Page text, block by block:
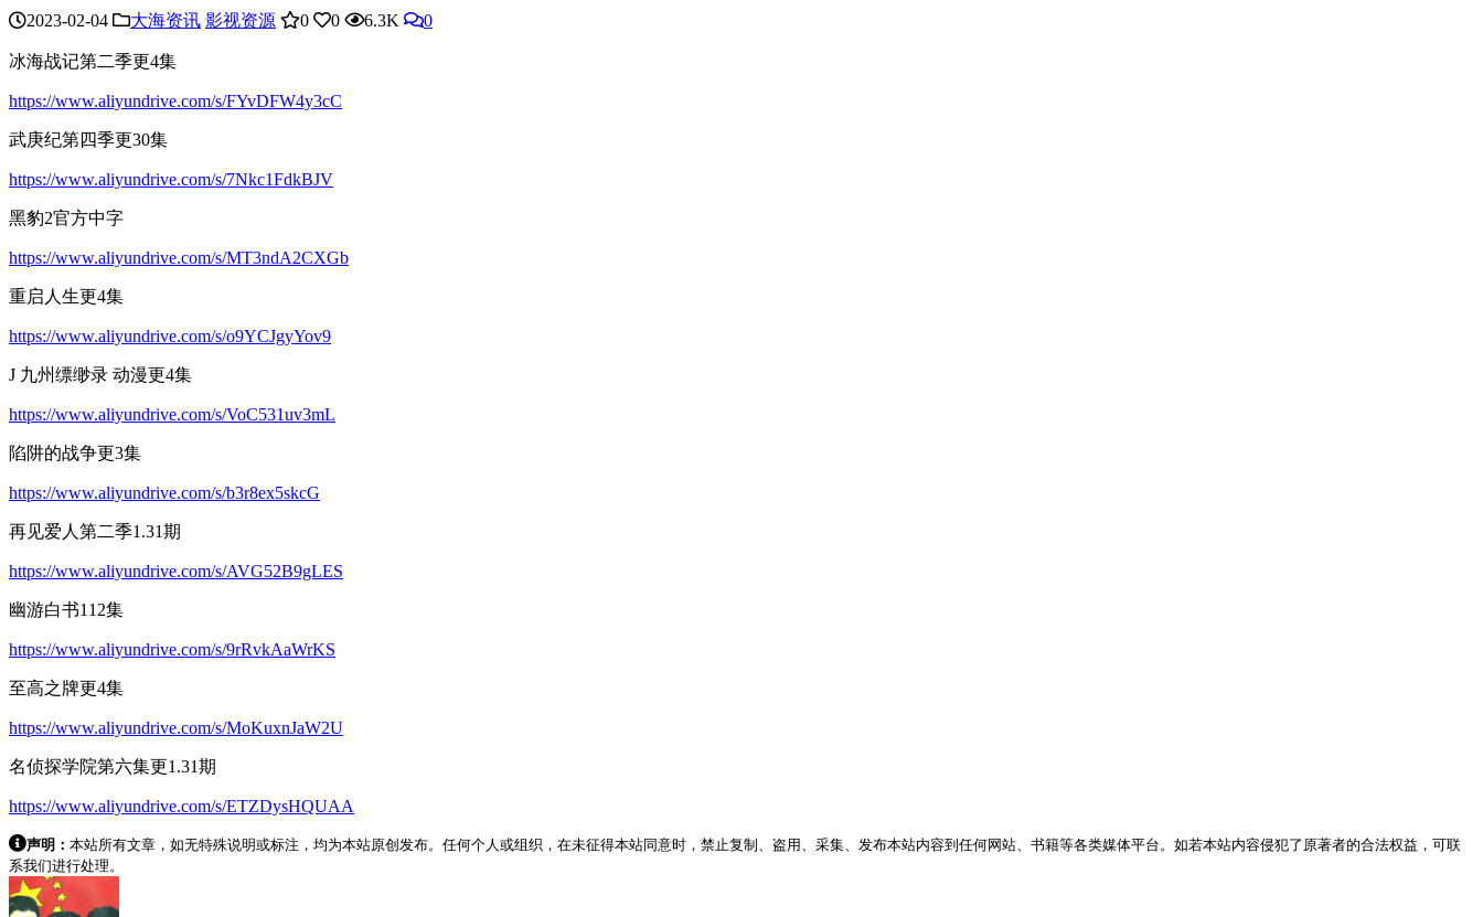
2023-02-04 大海资讯 影视资源 0 0 6.3K 0
冰海战记第二季更4集
https://www.aliyundrive.com/s/FYvDFW4y3cC
武庚纪第四季更30集
https://www.aliyundrive.com/s/7Nkc1FdkBJV
黑豹2官方中字
https://www.aliyundrive.com/s/MT3ndA2CXGb
重启人生更4集
https://www.aliyundrive.com/s/o9YCJgyYov9
J 九州缥缈录 动漫更4集
https://www.aliyundrive.com/s/VoC531uv3mL
陷阱的战争更3集
https://www.aliyundrive.com/s/b3r8ex5skcG
再见爱人第二季1.31期
https://www.aliyundrive.com/s/AVG52B9gLES
幽游白书112集
https://www.aliyundrive.com/s/9rRvkAaWrKS
至高之牌更4集
https://www.aliyundrive.com/s/MoKuxnJaW2U
名侦探学院第六集更1 .31期
https://www.aliyundrive.com/s/ETZDysHQUAA
声明： 本站所有文章，如无特殊说明或标注，均为本站原创发布。任何个人或组织，在未征得本站同意时，禁止复制、盗用、采集、发布本站内容到任何网站、书籍等各类媒体平台。如若本站内容侵犯了原著者的合法权益，可联
系我们进行处理。